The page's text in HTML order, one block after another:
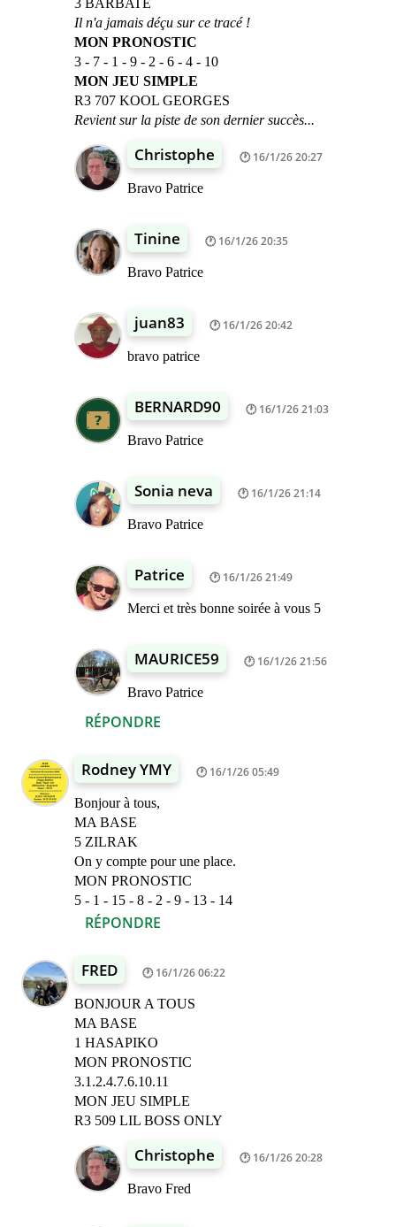
Il n'a jamais déçu sur ce tracé !
MON PRONOSTIC
3 - 7 - 1 - 9 - 2 - 6 - 4 - 10
MON JEU SIMPLE
R3 707 KOOL GEORGES
Revient sur la piste de son dernier succès...
RÉPONDRE
Christophe 16/1/26 20:27
Bravo Patrice
Tinine 16/1/26 20:35
Bravo Patrice
juan83 16/1/26 20:42
bravo patrice
BERNARD90 16/1/26 21:03
Bravo Patrice
Sonia neva 16/1/26 21:14
Bravo Patrice
Patrice 16/1/26 21:49
Merci et très bonne soirée à vous 5
MAURICE59 16/1/26 21:56
Bravo Patrice
Rodney YMY 16/1/26 05:49
Bonjour à tous,
MA BASE
5 ZILRAK
On y compte pour une place.
MON PRONOSTIC
5 - 1 - 15 - 8 - 2 - 9 - 13 - 14
RÉPONDRE
FRED 16/1/26 06:22
BONJOUR A TOUS
MA BASE
1 HASAPIKO
MON PRONOSTIC
3.1.2.4.7.6.10.11
MON JEU SIMPLE
R3 509 LIL BOSS ONLY
Christophe 16/1/26 20:28
Bravo Fred